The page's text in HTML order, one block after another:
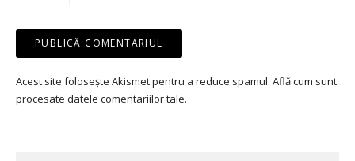
Acest site folosește Akismet pentru a reduce spamul. Află cum sunt
procesate datele comentariilor tale.